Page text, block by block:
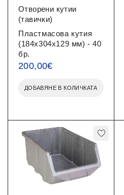
Отворени кутии
(тавички)
Пластмасова кутия
(184x304x129 мм) - 40
бр.
200,00€
ДОБАВЯНЕ В КОЛИЧКАТА